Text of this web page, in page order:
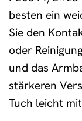
besten ein
Sie den
oder
und das
stärkeren
Tuch leicht